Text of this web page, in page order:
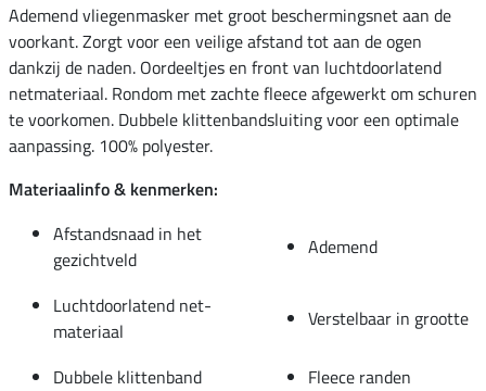
Ademend vliegenmasker met groot beschermingsnet aan de
voorkant. Zorgt voor een veilige afstand tot aan de ogen
dankzij de naden. Oordeeltjes en front van luchtdoorlatend
netmateriaal. Rondom met zachte fleece afgewerkt om schuren
te voorkomen. Dubbele klittenbandsluiting voor een optimale
aanpassing. 100% polyester.
Materiaalinfo & kenmerken:
Afstandsnaad in het
gezichtveld
Ademend
Luchtdoorlatend net-
materiaal
Verstelbaar in grootte
Dubbele klittenband Fleece randen